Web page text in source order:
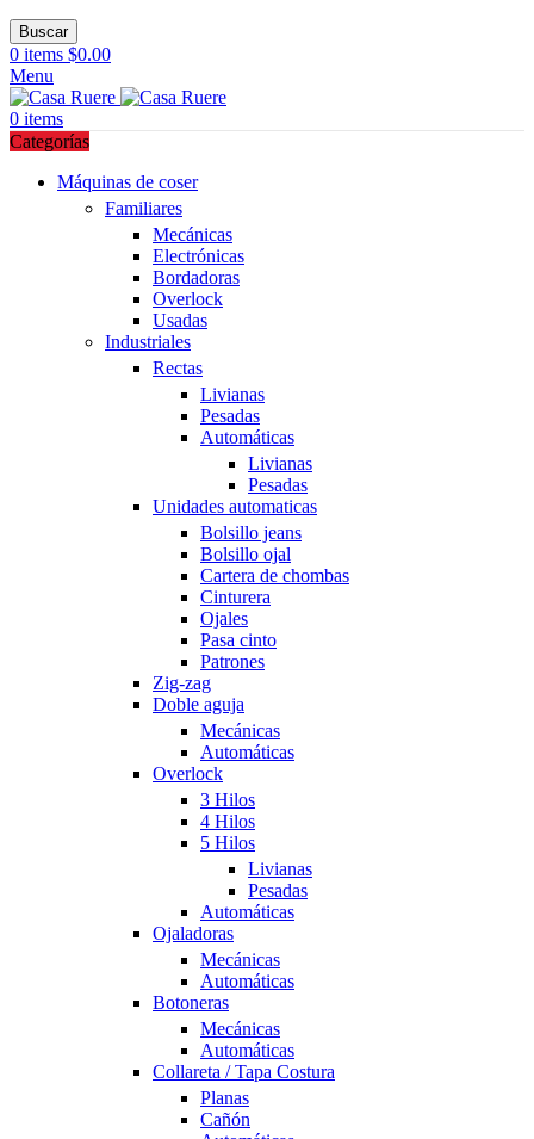
Buscar
0 items $0.00
Menu
0 items
Categorías
Máquinas de coser
Familiares
Mecánicas
Electrónicas
Bordadoras
Overlock
Usadas
Industriales
Rectas
Livianas
Pesadas
Automáticas
Livianas
Pesadas
Unidades automaticas
Bolsillo jeans
Bolsillo ojal
Cartera de chombas
Cinturera
Ojales
Pasa cinto
Patrones
Zig-zag
Doble aguja
Mecánicas
Automáticas
Overlock
3 Hilos
4 Hilos
5 Hilos
Livianas
Pesadas
Automáticas
Ojaladoras
Mecánicas
Automáticas
Botoneras
Mecánicas
Automáticas
Collareta / Tapa Costura
Planas
Cañón